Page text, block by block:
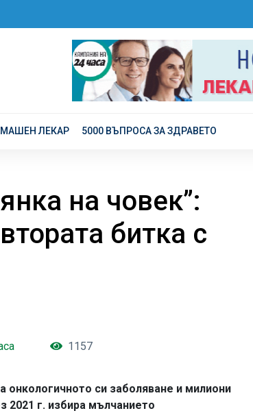
ЛЕКАР 5000 ВЪПРОСА ЗА ЗДРАВЕТО
на човек”:
битка с
1157
онкологичното си заболяване и милиони
2021 г. избира мълчанието